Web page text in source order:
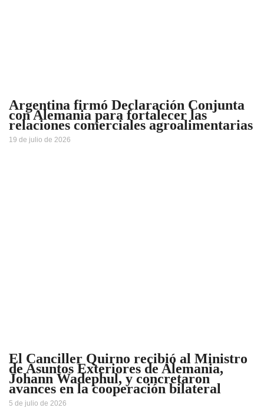
Argentina firmó Declaración Conjunta
con Alemania para fortalecer las
relaciones comerciales agroalimentarias
19 de julio de 2026
El Canciller Quirno recibió al Ministro
de Asuntos Exteriores de Alemania,
Johann Wadephul, y concretaron
avances en la cooperación bilateral
5 de julio de 2026